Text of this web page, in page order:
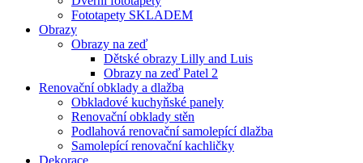
Fototapety SKLADEM
Obrazy
Obrazy na zeď
Dětské obrazy Lilly and Luis
Obrazy na zeď Patel 2
Renovační obklady a dlažba
Obkladové kuchyňské panely
Renovační obklady stěn
Podlahová renovační samolepící dlažba
Samolepící renovační kachličky
Dekorace